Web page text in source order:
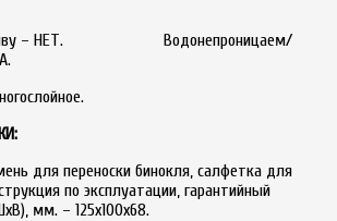
– НЕТ. Водонепроницаем/
для переноски бинокля, салфетка для
по эксплуатации, гарантийный
мм. – 125х100х68.